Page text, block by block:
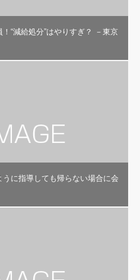
“減給処分”はやりすぎ？ －東京
に指導しても帰らない場合に会